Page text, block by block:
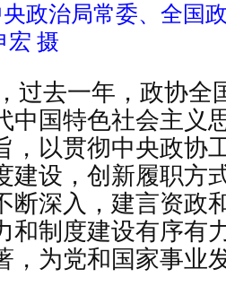
政治局常委、全国
宏 摄
过去一年，政协全
中国特色社会主义
，以贯彻中央政协
建设，创新履职方
断深入，建言资政
和制度建设有序有
，为党和国家事业